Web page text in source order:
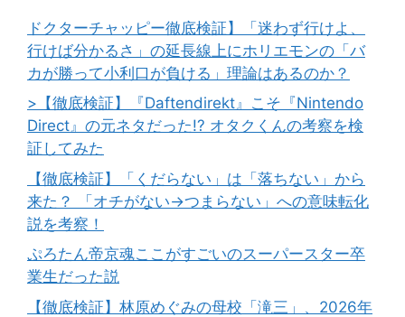
ドクターチャッピー徹底検証】「迷わず行けよ、
行けば分かるさ」の延長線上にホリエモンの「バ
カが勝って小利口が負ける」理論はあるのか？
>【徹底検証】『Daftendirekt』こそ『Nintendo
Direct』の元ネタだった!? オタクくんの考察を検
証してみた
【徹底検証】「くだらない」は「落ちない」から
来た？ 「オチがない→つまらない」への意味転化
説を考察！
ぷろたん帝京魂ここがすごいのスーパースター卒
業生だった説
【徹底検証】林原めぐみの母校「滝三」、2026年